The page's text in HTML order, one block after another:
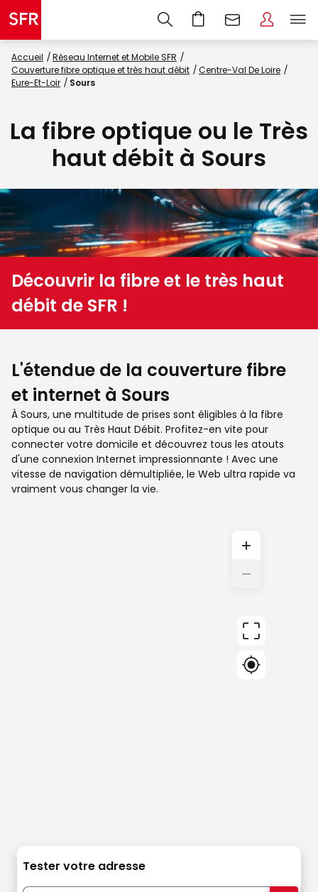
Accueil
Réseau Internet et Mobile SFR
Couverture fibre optique et très haut débit
Centre-Val De Loire
Eure-Et-Loir
Sours
La fibre optique ou le Très
haut débit à Sours
Découvrir la fibre et le très haut
débit de SFR !
L'étendue de la couverture fibre
et internet à Sours
À Sours, une multitude de prises sont éligibles à la fibre
optique ou au Très Haut Débit. Profitez-en vite pour
connecter votre domicile et découvrez tous les atouts
d'une connexion Internet impressionnante ! Avec une
vitesse de navigation démultipliée, le Web ultra rapide va
vraiment vous changer la vie.
+
−
Tester votre adresse